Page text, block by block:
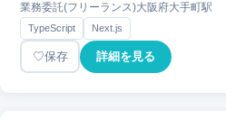
業務委託(フリーランス)大阪府大手町駅
TypeScript Next.js
保存 詳細を見る